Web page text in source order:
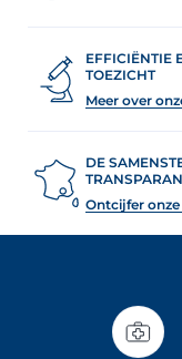
EFFICIËNTIE
TOEZICHT
Meer over
DE
Ontcijfer